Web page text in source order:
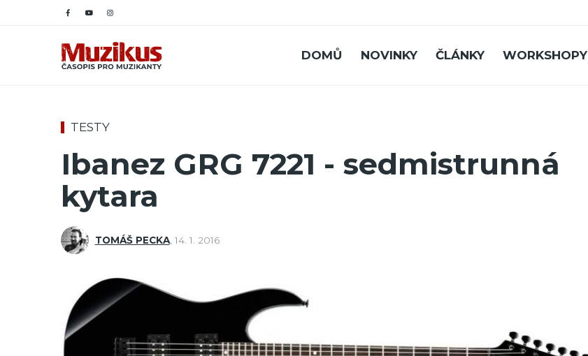
DOMŮ NOVINKY ČLÁNKY WORKSHOPY
TESTY
Ibanez GRG 7221 - sedmistrunná
kytara
TOMÁŠ PECKA, 14. 1. 2016